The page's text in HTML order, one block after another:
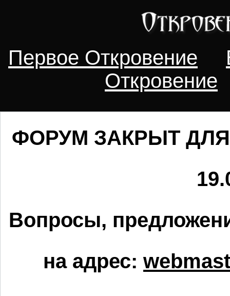
Первое Откровение
Откровение
ФОРУМ ЗАКРЫТ
Вопросы,
на адрес: